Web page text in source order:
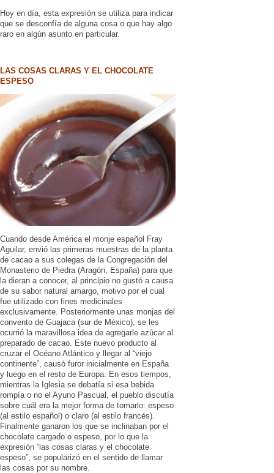
Hoy en día, esta expresión se utiliza para indicar
que se desconfía de alguna cosa o que hay algo
raro en algún asunto en particular.
LAS COSAS CLARAS Y EL CHOCOLATE
ESPESO
Cuando desde América el monje español Fray
Aguilar, envió las primeras muestras de la planta
de cacao a sus colegas de la Congregación del
Monasterio de Piedra (Aragón, España) para que
la dieran a conocer, al principio no gustó a causa
de su sabor natural amargo, motivo por el cual
fue utilizado con fines medicinales
exclusivamente. Posteriormente unas monjas del
convento de Guajaca (sur de México), se les
ocurrió la maravillosa idea de agregarle azúcar al
preparado de cacao. Este nuevo producto al
cruzar el Océano Atlántico y llegar al “viejo
continente”, causó furor inicialmente en España
y luego en el resto de Europa. En esos tiempos,
mientras la Iglesia se debatía si esa bebida
rompía o no el Ayuno Pascual, el pueblo discutía
sobre cuál era la mejor forma de tomarlo: espeso
(al estilo español) o claro (al estilo francés).
Finalmente ganaron los que se inclinaban por el
chocolate cargado o espeso, por lo que la
expresión “las cosas claras y el chocolate
espeso”, se popularizó en el sentido de llamar
las cosas por su nombre.